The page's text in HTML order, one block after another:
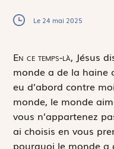
Le 24 mai 2025
En ce temps-là, Jésus
monde a de la haine
eu d’abord contre
monde, le monde
vous n’appartenez
ai choisis en vous
pourquoi le monde a